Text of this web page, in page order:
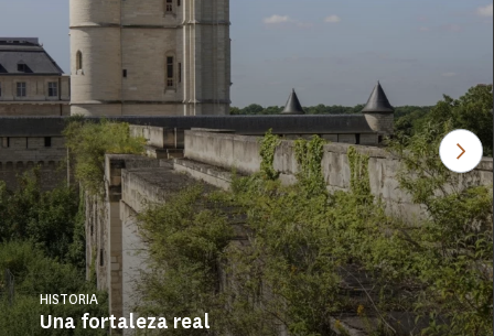
Una fortaleza real
HISTORIA